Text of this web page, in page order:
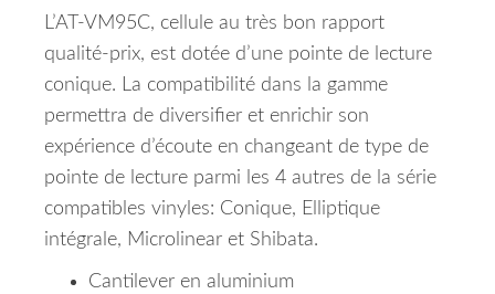
L’AT-VM95C, cellule au très bon rapport
qualité-prix, est dotée d’une pointe de lecture
conique. La compatibilité dans la gamme
permettra de diversifier et enrichir son
expérience d’écoute en changeant de type de
pointe de lecture parmi les 4 autres de la série
compatibles vinyles: Conique, Elliptique
intégrale, Microlinear et Shibata.
Cantilever en aluminium